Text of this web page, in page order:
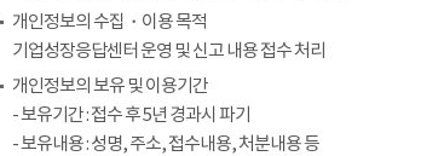
개인정보의 수집・이용 목적
기업성장응답센터 운영 및 신고 내용 접수 처리
개인정보의 보유 및 이용기간
- 보유기간 : 접수 후 5년 경과시 파기
- 보유내용 : 성명, 주소, 접수내용, 처분내용 등